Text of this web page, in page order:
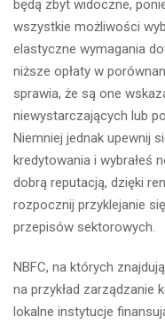
będą zbyt widoczne,
wszystkie możliwości
elastyczne wymagania
niższe opłaty w
sprawia, że ​​są one
niewystarczających lub
Niemniej jednak upewnij
kredytowania i wybrałeś
dobrą reputacją, dzięki
rozpocznij przyklejanie
przepisów sektorowych.
NBFC, na których
na przykład zarządzanie
lokalne instytucje